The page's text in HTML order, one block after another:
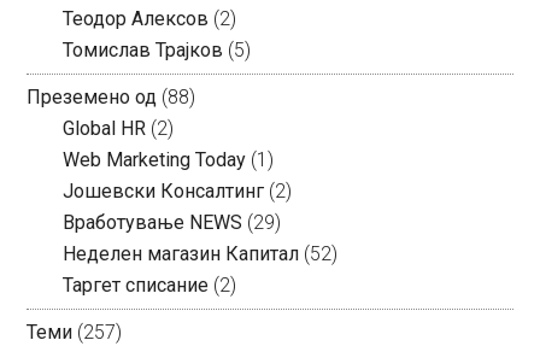
Теодор Алексов (2)
Томислав Трајков (5)
Преземено од (88)
Global HR (2)
Web Marketing Today (1)
Јошевски Консалтинг (2)
Вработување NEWS (29)
Неделен магазин Капитал (52)
Таргет списание (2)
Теми (257)